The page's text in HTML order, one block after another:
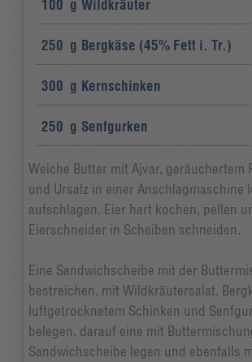
100 g Wildkräuter
250 g Bergkäse (45% Fett i. Tr.)
300 g Kernschinken
250 g Senfgurken
Weiche Butter mit Ajvar, geräuchertem
und Ursalz in einer Anschlagmaschine
aufschlagen. Eier hart kochen, pellen
Eierschneider in Scheiben schneiden.
Eine Sandwichscheibe mit der
bestreichen, mit Wildkräutersalat,
luftgetrocknetem Schinken und
belegen, darauf eine mit
Sandwichscheibe legen und ebenfalls